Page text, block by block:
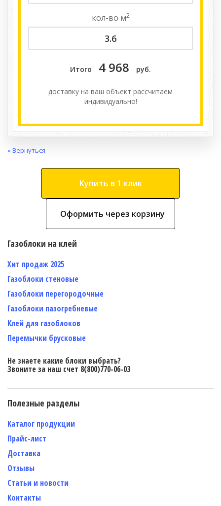
кол-во м2
Итого 4 968 руб.
доставку на ваш объект расcчитаем
индивидуально!
« Вернуться
Купить в 1 клик
Оформить через корзину
Газоблоки на клей
Хит продаж 2025
Газоблоки стеновые
Газоблоки перегородочные
Газоблоки пазогребневые
Клей для газоблоков
Перемычки брусковые
Не знаете какие блоки выбрать?
Звоните за наш счет 8(800)770-06-03
Полезные разделы
Каталог продукции
Прайс-лист
Доставка
Отзывы
Статьи и новости
Контакты